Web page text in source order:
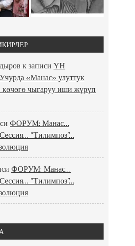
к записи ҮН
«Манас» улуттук
көчөгө чыгаруу иши жүрүп
ФОРУМ: Манас…
“Тилимпоз”…
ФОРУМ: Манас…
“Тилимпоз”…